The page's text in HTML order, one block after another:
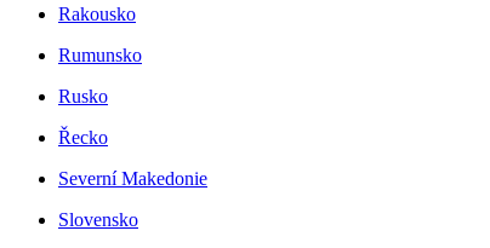
Rakousko
Rumunsko
Rusko
Řecko
Severní Makedonie
Slovensko